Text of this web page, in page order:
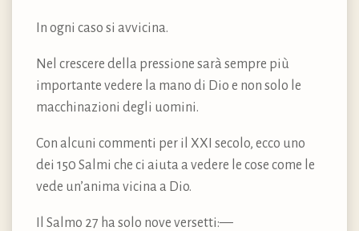
In ogni caso si avvicina.
Nel crescere della pressione sarà sempre più
importante vedere la mano di Dio e non solo le
macchinazioni degli uomini.
Con alcuni commenti per il XXI secolo, ecco uno
dei 150 Salmi che ci aiuta a vedere le cose come le
vede un’anima vicina a Dio.
Il Salmo 27 ha solo nove versetti:—